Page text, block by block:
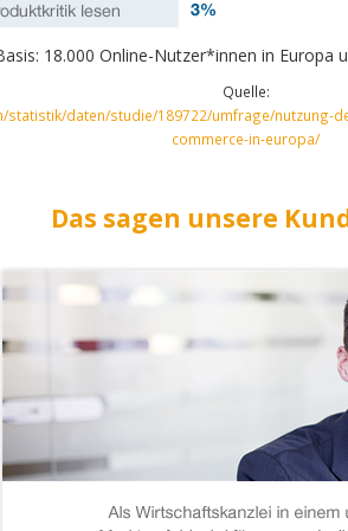
18.000 Online-Nutzer*innen in Europa
Quelle:
statistik/daten/studie/189722/umfrage/nutzung-
commerce-in-europa/
Das sagen unsere